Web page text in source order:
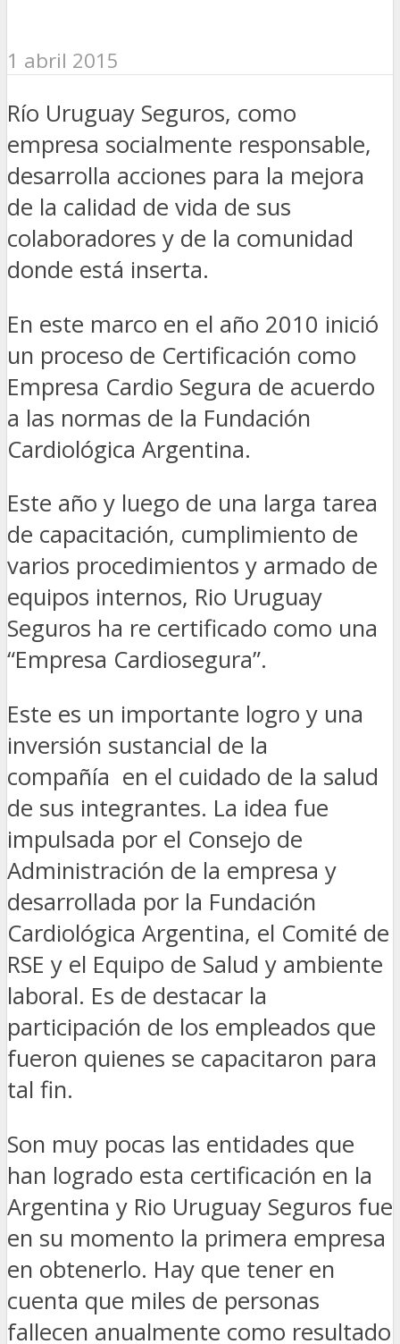
1 abril 2015
Río Uruguay Seguros, como
empresa socialmente responsable,
desarrolla acciones para la mejora
de la calidad de vida de sus
colaboradores y de la comunidad
donde está inserta.
En este marco en el año 2010 inició
un proceso de Certificación como
Empresa Cardio Segura de acuerdo
a las normas de la Fundación
Cardiológica Argentina.
Este año y luego de una larga tarea
de capacitación, cumplimiento de
varios procedimientos y armado de
equipos internos, Rio Uruguay
Seguros ha re certificado como una
“Empresa Cardiosegura”.
Este es un importante logro y una
inversión sustancial de la
compañía en el cuidado de la salud
de sus integrantes. La idea fue
impulsada por el Consejo de
Administración de la empresa y
desarrollada por la Fundación
Cardiológica Argentina, el Comité de
RSE y el Equipo de Salud y ambiente
laboral. Es de destacar la
participación de los empleados que
fueron quienes se capacitaron para
tal fin.
Son muy pocas las entidades que
han logrado esta certificación en la
Argentina y Rio Uruguay Seguros fue
en su momento la primera empresa
en obtenerlo. Hay que tener en
cuenta que miles de personas
fallecen anualmente como resultado